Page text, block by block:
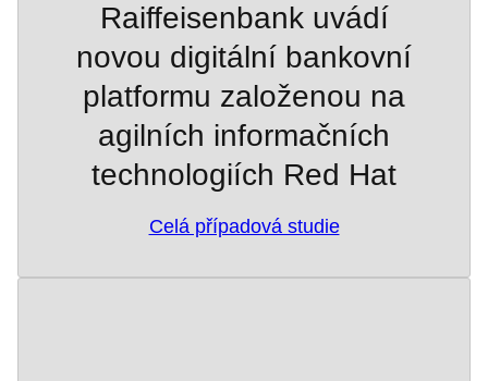
Raiffeisenbank uvádí
novou digitální bankovní
platformu založenou na
agilních informačních
technologiích Red Hat
Celá případová studie